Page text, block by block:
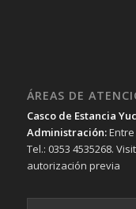
ÁREAS DE
Casco de Estancia
Administración:Entre
Tel.: 0353 4535268.
autorización previa